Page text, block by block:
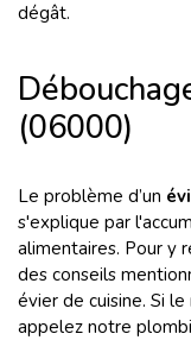
dégât.
(06000)
Le problème d’un
s'explique par
alimentaires. Pour y
des conseils
évier de cuisine. Si
appelez notre